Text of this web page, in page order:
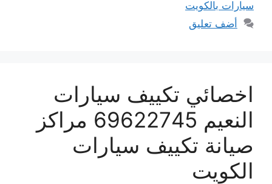
سيارات بالكويت
أضف تعليق
اخصائي تكييف سيارات
النعيم 69622745 مراكز
صيانة تكييف سيارات
الكويت